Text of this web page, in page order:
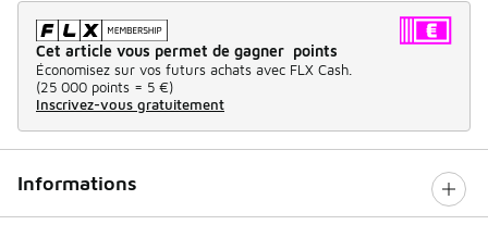
Cet article vous permet de gagner points
Économisez sur vos futurs achats avec FLX Cash.
(25 000 points = 5 €)
Inscrivez-vous gratuitement
Informations